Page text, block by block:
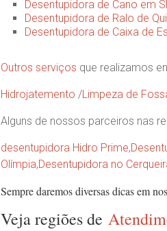
Desentupidora de Cano em
Desentupidora de Ralo de
Desentupidora de Caixa de
Outros serviços que realizamos
Hidrojatemento /Limpeza de
Alguns de nossos parceiros nas
desentupidora Hidro Prime,
Olímpia,Desentupidora no
Sempre daremos diversas dicas em
Veja regiões de